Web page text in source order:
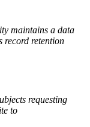
maintains a data
record retention
requesting
to